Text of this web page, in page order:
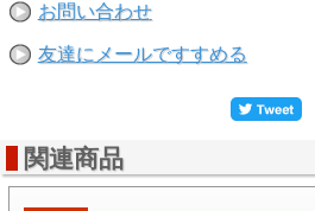
お問い合わせ
友達にメールですすめる
関連商品